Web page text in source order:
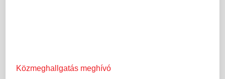
Közmeghallgatás meghívó